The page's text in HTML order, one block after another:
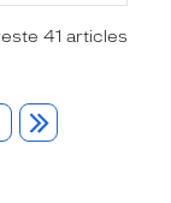
41 articles